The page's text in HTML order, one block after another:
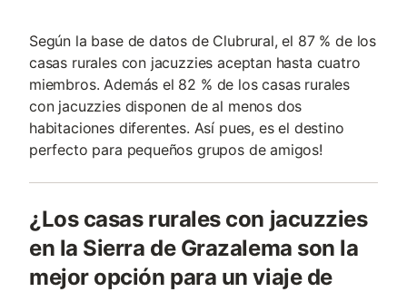
Según la base de datos de Clubrural, el 87 % de los
casas rurales con jacuzzies aceptan hasta cuatro
miembros. Además el 82 % de los casas rurales
con jacuzzies disponen de al menos dos
habitaciones diferentes. Así pues, es el destino
perfecto para pequeños grupos de amigos!
¿Los casas rurales con jacuzzies
en la Sierra de Grazalema son la
mejor opción para un viaje de